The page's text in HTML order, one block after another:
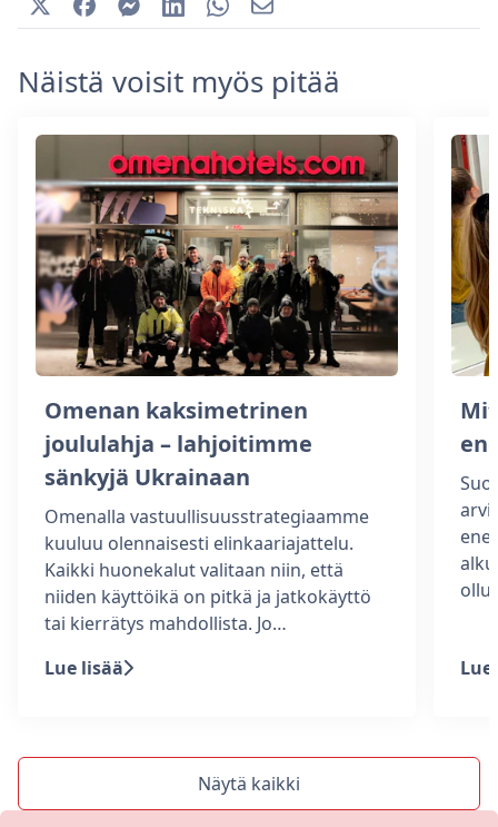
Näistä voisit myös pitää
Omenan kaksimetrinen
joululahja – lahjoitimme
sänkyjä Ukrainaan
Omenalla vastuullisuusstrategiaamme
kuuluu olennaisesti elinkaariajattelu.
Kaikki huonekalut valitaan niin, että
niiden käyttöikä on pitkä ja jatkokäyttö
tai kierrätys mahdollista. Jo…
Lue lisää
Näytä kaikki